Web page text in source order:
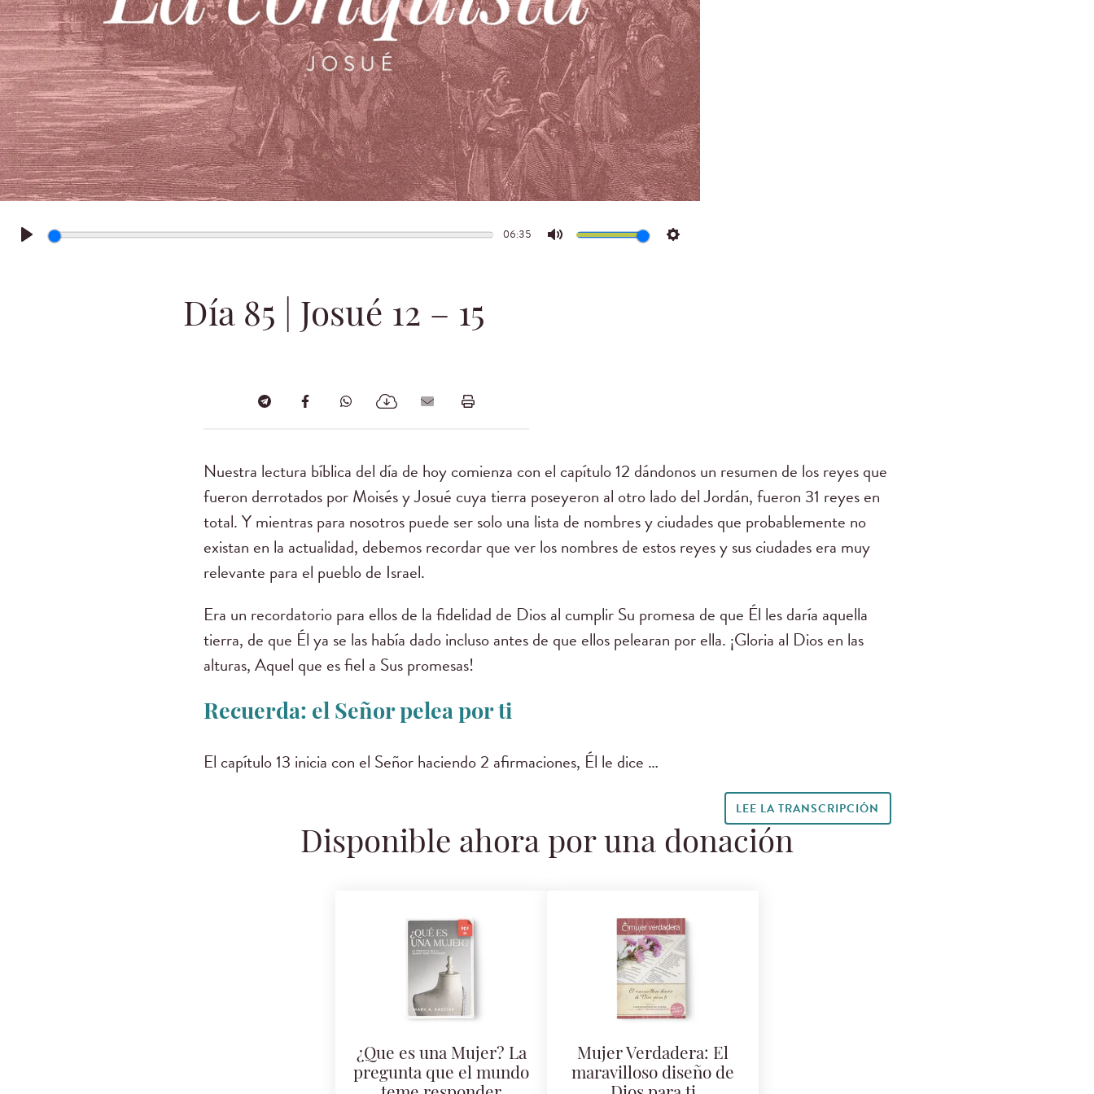
Play
06:35
Mute Settings
Día 85 | Josué 12 – 15
Nuestra lectura bíblica del día de hoy comienza con el capítulo 12 dándonos un resumen de los reyes que
fueron derrotados por Moisés y Josué cuya tierra poseyeron al otro lado del Jordán, fueron 31 reyes en
total. Y mientras para nosotros puede ser solo una lista de nombres y ciudades que probablemente no
existan en la actualidad, debemos recordar que ver los nombres de estos reyes y sus ciudades era muy
relevante para el pueblo de Israel.
Era un recordatorio para ellos de la fidelidad de Dios al cumplir Su promesa de que Él les daría aquella
tierra, de que Él ya se las había dado incluso antes de que ellos pelearan por ella. ¡Gloria al Dios en las
alturas, Aquel que es fiel a Sus promesas!
Recuerda: el Señor pelea por ti
El capítulo 13 inicia con el Señor haciendo 2 afirmaciones, Él le dice …
LEE LA TRANSCRIPCIÓN
Disponible ahora por una donación
¿Que es una Mujer? La
pregunta que el mundo
Mujer Verdadera: El
maravilloso diseño de